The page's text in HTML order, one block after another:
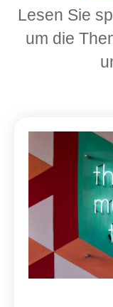
Lesen Sie
um die